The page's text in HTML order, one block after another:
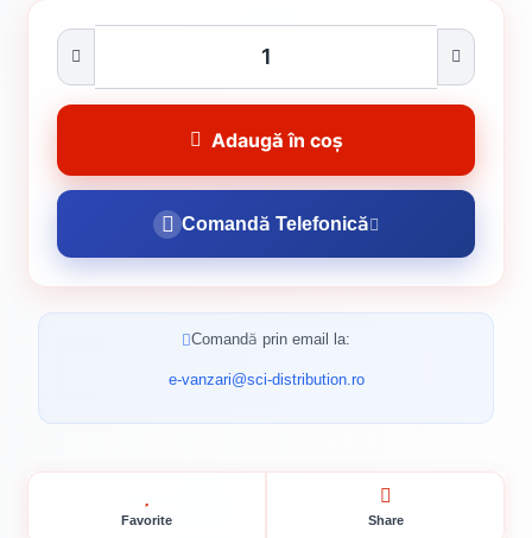
Adaugă în coș
Comandă Telefonică
Comandă prin email la:
e-vanzari@sci-distribution.ro
Favorite Share